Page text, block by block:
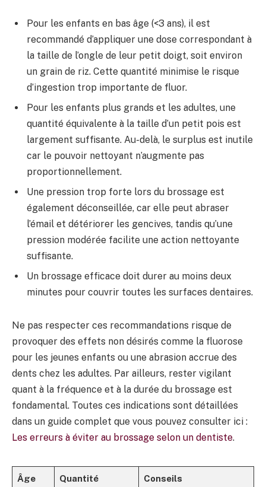
Pour les enfants en bas âge (<3 ans), il est
recommandé d’appliquer une dose correspondant à
la taille de l’ongle de leur petit doigt, soit environ
un grain de riz. Cette quantité minimise le risque
d’ingestion trop importante de fluor.
Pour les enfants plus grands et les adultes, une
quantité équivalente à la taille d’un petit pois est
largement suffisante. Au-delà, le surplus est inutile
car le pouvoir nettoyant n’augmente pas
proportionnellement.
Une pression trop forte lors du brossage est
également déconseillée, car elle peut abraser
l’émail et détériorer les gencives, tandis qu’une
pression modérée facilite une action nettoyante
suffisante.
Un brossage efficace doit durer au moins deux
minutes pour couvrir toutes les surfaces dentaires.
Ne pas respecter ces recommandations risque de
provoquer des effets non désirés comme la fluorose
pour les jeunes enfants ou une abrasion accrue des
dents chez les adultes. Par ailleurs, rester vigilant
quant à la fréquence et à la durée du brossage est
fondamental. Toutes ces indications sont détaillées
dans un guide complet que vous pouvez consulter ici :
Les erreurs à éviter au brossage selon un dentiste.
Âge
Quantité
Conseils